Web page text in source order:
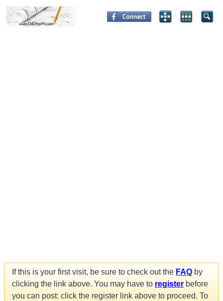
If this is your first visit, be sure to check out the FAQ by
clicking the link above. You may have to register before
you can post: click the register link above to proceed. To